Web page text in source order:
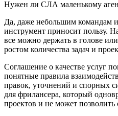
Нужен ли СЛА маленькому
Да, даже небольшим командам
инструмент приносит пользу.
все можно держать в голове
ростом количества задач и
Соглашение о качестве услуг
понятные правила
правок, уточнений и спорных
для фрилансера, который
проектов и не может